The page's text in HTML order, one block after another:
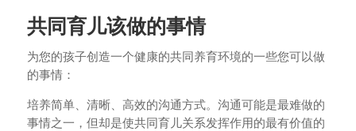
共同育儿该做的事情
为您的孩子创造一个健康的共同养育环境的一些您可以做
的事情：
培养简单、清晰、高效的沟通方式。沟通可能是最难做的
事情之一，但却是使共同育儿关系发挥作用的最有价值的